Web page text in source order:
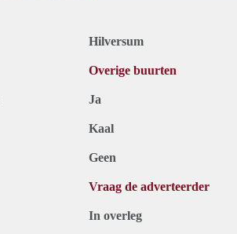
Hilversum
Overige buurten
Ja
Kaal
Geen
Vraag de adverteerder
In overleg